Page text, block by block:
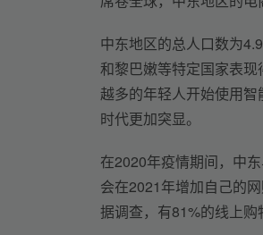
中东地区的总人口数为
和黎巴嫩等特定国家表
越多的年轻人开始使用
时代更加突显。
在2020年疫情期间，中
会在2021年增加自己的
据调查，有81%的线上购